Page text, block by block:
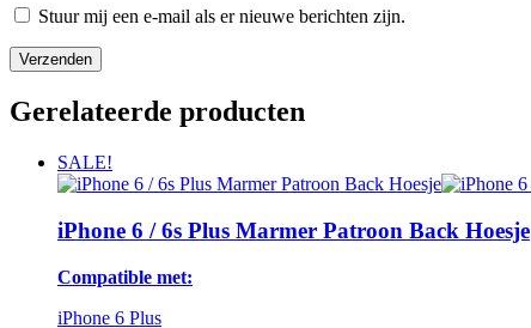
Stuur mij een e-mail als er nieuwe berichten zijn.
Gerelateerde producten
SALE!
iPhone 6 / 6s Plus Marmer Patroon Back Hoesje
Compatible met:
iPhone 6 Plus